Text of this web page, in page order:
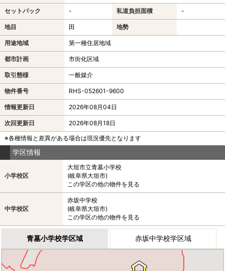
セットバック - 私道負担面積 -
地目 田 地勢
用途地域 第一種住居地域
都市計画 市街化区域
取引態様 一般媒介
物件番号 RHS-052601-9600
情報更新日 2026年08月04日
次回更新日
2026年08月18日
※各種情報と差異がある場合は現況優先となります
学区情報
小学校区
大垣市立青墓小学校
(岐阜県大垣市)
この学区の他の物件を見る
中学校区
赤坂中学校
(岐阜県大垣市)
この学区の他の物件を見る
青墓小学校学区域 赤坂中学校学区域